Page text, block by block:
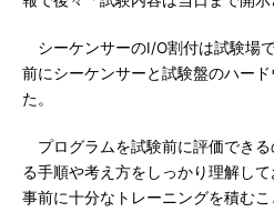
シーケンサーのI/O割付は試験場
前にシーケンサーと試験盤のハー
た。
プログラムを試験前に評価でき
る手順や考え方をしっかり理解し
事前に十分なトレーニングを積む